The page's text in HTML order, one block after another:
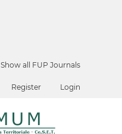
Show all FUP Journals
Register Login